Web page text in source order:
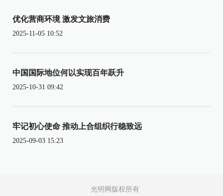
优化营商环境 激发文旅消费
2025-11-05 10:52
中国国际地位何以实现百年跃升
2025-10-31 09:42
牢记初心使命 推动上合组织行稳致远
2025-09-03 15:23
光明网版权所有